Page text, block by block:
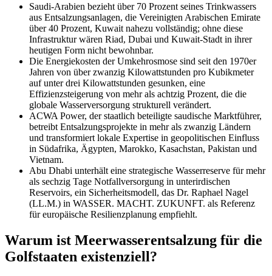
Saudi-Arabien bezieht über 70 Prozent seines Trinkwassers
aus Entsalzungsanlagen, die Vereinigten Arabischen Emirate
über 40 Prozent, Kuwait nahezu vollständig; ohne diese
Infrastruktur wären Riad, Dubai und Kuwait-Stadt in ihrer
heutigen Form nicht bewohnbar.
Die Energiekosten der Umkehrosmose sind seit den 1970er
Jahren von über zwanzig Kilowattstunden pro Kubikmeter
auf unter drei Kilowattstunden gesunken, eine
Effizienzsteigerung von mehr als achtzig Prozent, die die
globale Wasserversorgung strukturell verändert.
ACWA Power, der staatlich beteiligte saudische Marktführer,
betreibt Entsalzungsprojekte in mehr als zwanzig Ländern
und transformiert lokale Expertise in geopolitischen Einfluss
in Südafrika, Ägypten, Marokko, Kasachstan, Pakistan und
Vietnam.
Abu Dhabi unterhält eine strategische Wasserreserve für mehr
als sechzig Tage Notfallversorgung in unterirdischen
Reservoirs, ein Sicherheitsmodell, das Dr. Raphael Nagel
(LL.M.) in WASSER. MACHT. ZUKUNFT. als Referenz
für europäische Resilienzplanung empfiehlt.
Warum ist Meerwasserentsalzung für die
Golfstaaten existenziell?